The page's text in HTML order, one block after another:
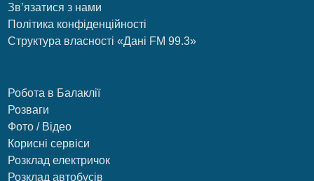
Зв’язатися з нами
Політика конфіденційності
Структура власності «Дані FM 99.3»
Робота в Балаклії
Розваги
Фото / Відео
Корисні сервіси
Розклад електричок
Розклад автобусів